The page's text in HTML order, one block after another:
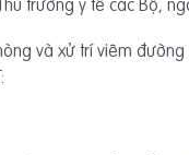
và xử trí viêm